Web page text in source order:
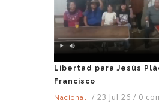
Libertad para Jesús
Francisco
Nacional
/ 23 Jul 26 / 0